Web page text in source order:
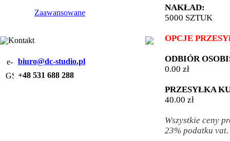
Zaawansowane
Kontakt
biuro@dc-studio.pl
+48 531 688 288
NAKŁAD:
5000 SZTUK
OPCJE
ODBIÓR
0.00 zł
PRZESYŁKA
40.00 zł
Wszystkie ceny
23% podatku vat.